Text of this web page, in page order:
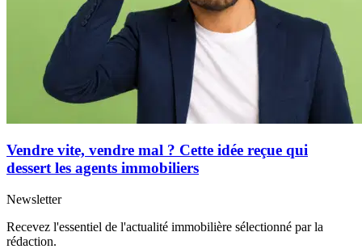
Vendre vite, vendre mal ? Cette idée reçue qui
dessert les agents immobiliers
Newsletter
Recevez l'essentiel de l'actualité immobilière sélectionné par la
rédaction.